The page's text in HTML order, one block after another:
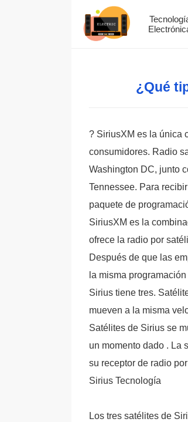
¿Qué
? SiriusXM es la única
consumidores. Radio
Washington DC, junto
Tennessee. Para
paquete de
SiriusXM es la
ofrece la radio por
Después de que las
la misma
Sirius tiene tres.
mueven a la misma
Satélites de Sirius se
un momento dado . La
su receptor de radio
Sirius Tecnología
Los tres satélites de